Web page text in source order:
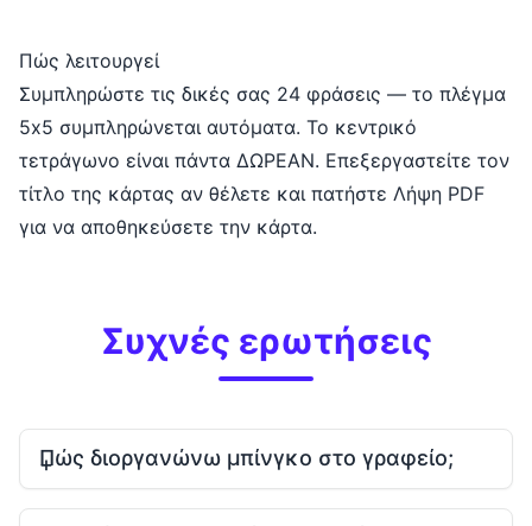
Πώς λειτουργεί
Συμπληρώστε τις δικές σας 24 φράσεις — το πλέγμα
5x5 συμπληρώνεται αυτόματα. Το κεντρικό
τετράγωνο είναι πάντα ΔΩΡΕΑΝ. Επεξεργαστείτε τον
τίτλο της κάρτας αν θέλετε και πατήστε Λήψη PDF
για να αποθηκεύσετε την κάρτα.
Συχνές ερωτήσεις
Πώς διοργανώνω μπίνγκο στο γραφείο;